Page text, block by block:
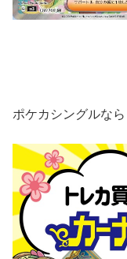
ポケカシングルなら